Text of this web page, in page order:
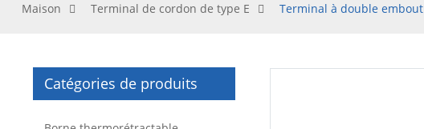
Maison Terminal de cordon de type E Terminal à double embout
Catégories de produits